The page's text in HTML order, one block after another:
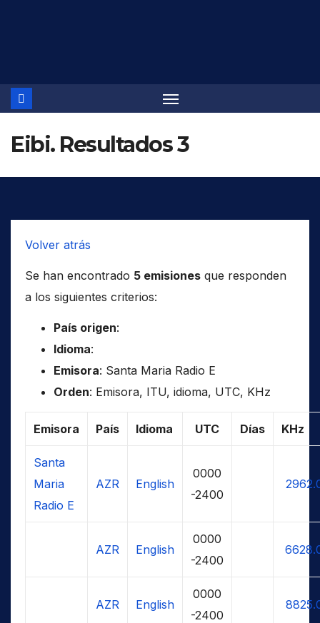
Eibi. Resultados 3
Volver atrás
Se han encontrado 5 emisiones que responden
a los siguientes criterios:
País origen:
Idioma:
Emisora: Santa Maria Radio E
Orden: Emisora, ITU, idioma, UTC, KHz
Emisora País Idioma UTC Días KHz
Santa
Maria
Radio E
AZR English
0000
-2400
AZR English
0000
-2400
AZR English
0000
-2400